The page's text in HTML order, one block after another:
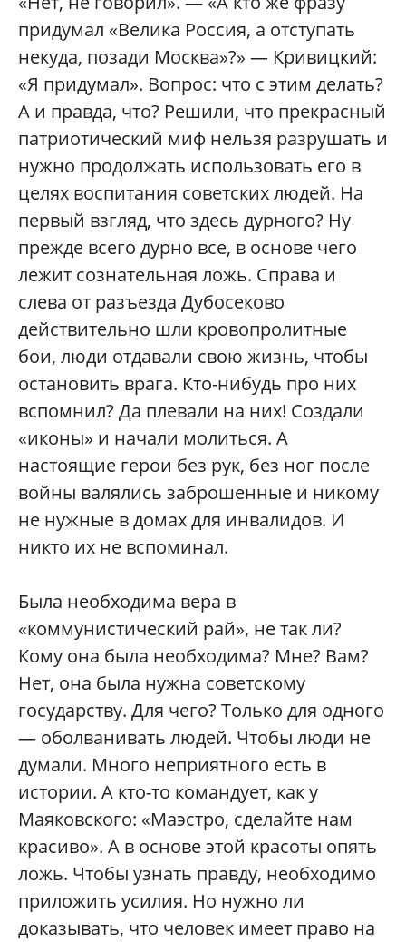
придумал «Велика Россия, а отступать
некуда, позади Москва»?» — Кривицкий:
«Я придумал». Вопрос: что с этим делать?
А и правда, что? Решили, что прекрасный
патриотический миф нельзя разрушать и
нужно продолжать использовать его в
целях воспитания советских людей. На
первый взгляд, что здесь дурного? Ну
прежде всего дурно все, в основе чего
лежит сознательная ложь. Справа и
слева от разъезда Дубосеково
действительно шли кровопролитные
бои, люди отдавали свою жизнь, чтобы
остановить врага. Кто-нибудь про них
вспомнил? Да плевали на них! Создали
«иконы» и начали молиться. А
настоящие герои без рук, без ног после
войны валялись заброшенные и никому
не нужные в домах для инвалидов. И
никто их не вспоминал.
Была необходима вера в
«коммунистический рай», не так ли?
Кому она была необходима? Мне? Вам?
Нет, она была нужна советскому
государству. Для чего? Только для одного
— оболванивать людей. Чтобы люди не
думали. Много неприятного есть в
истории. А кто-то командует, как у
Маяковского: «Маэстро, сделайте нам
красиво». А в основе этой красоты опять
ложь. Чтобы узнать правду, необходимо
приложить усилия. Но нужно ли
доказывать, что человек имеет право на